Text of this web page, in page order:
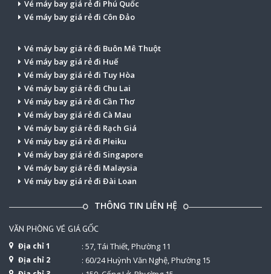
Vé máy bay giá rẻ đi Phú Quốc
Vé máy bay giá rẻ đi Côn Đảo
Vé máy bay giá rẻ đi Buôn Mê Thuột
Vé máy bay giá rẻ đi Huế
Vé máy bay giá rẻ đi Tuy Hòa
Vé máy bay giá rẻ đi Chu Lai
Vé máy bay giá rẻ đi Cần Thơ
Vé máy bay giá rẻ đi Cà Mau
Vé máy bay giá rẻ đi Rạch Giá
Vé máy bay giá rẻ đi Pleiku
Vé máy bay giá rẻ đi Singapore
Vé máy bay giá rẻ đi Malaysia
Vé máy bay giá rẻ đi Đài Loan
THÔNG TIN LIÊN HỆ
VĂN PHÒNG VÉ GIÁ GỐC
Địa chỉ 1 : 57, Tái Thiết, Phường 11
Địa chỉ 2 : 60/24 Huỳnh Văn Nghệ, Phường 15